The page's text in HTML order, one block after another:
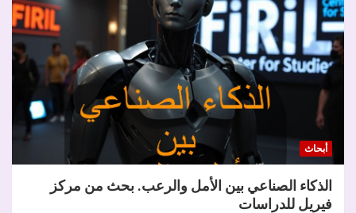
أبحاث
الذكاء الصناعي بين الأمل والرعب. بحث من مركز
فيريل للدراسات